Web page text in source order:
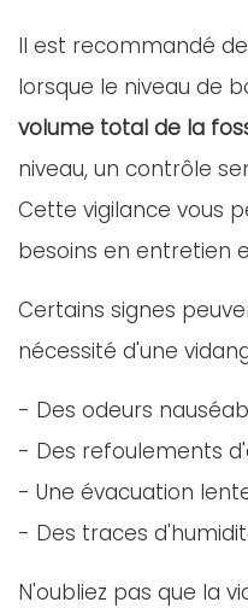
Il est recommandé
lorsque le niveau de
volume total de la
niveau, un contrôle
Cette vigilance vous
besoins en entretien
Certains signes
nécessité d'une
- Des odeurs
- Des refoulements
- Une évacuation
- Des traces
N'oubliez pas que la